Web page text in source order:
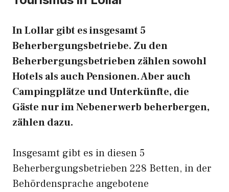
In Lollar gibt es insgesamt 5
Beherbergungsbetriebe. Zu den
Beherbergungsbetrieben zählen sowohl
Hotels als auch Pensionen. Aber auch
Campingplätze und Unterkünfte, die
Gäste nur im Nebenerwerb beherbergen,
zählen dazu.
Insgesamt gibt es in diesen 5
Beherbergungsbetrieben 228 Betten, in der
Behördensprache angebotene